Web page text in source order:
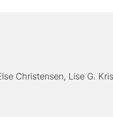
Christensen Lise G.